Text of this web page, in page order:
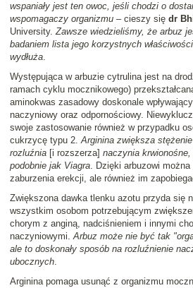
wspaniały jest ten owoc, jeśli chodzi o
wspomagaczy organizmu – cieszy się dr
University.Zawsze wiedzieliśmy, że arbuz
badaniem lista jego korzystnych
wydłuża.
Występująca w arbuzie cytrulina jest na
ramach cyklu mocznikowego)
aminokwas zasadowy doskonale
naczyniowy oraz odpornościowy.
swoje zastosowanie również w przypadku
cukrzycę typu 2.Arginina zwiększa
rozluźnia [i rozszerza] naczynia
podobnie jak Viagra. Dzięki arbuzowi
zaburzenia erekcji, ale również im
Zwiększona dawka tlenku azotu przyda się
wszystkim osobom potrzebującym
chorym z anginą, nadciśnieniem i innymi
naczyniowymi.Arbuz może nie być tak
ale to doskonały sposób na rozluźnienie
ubocznych.
Arginina pomaga usunąć z organizmu